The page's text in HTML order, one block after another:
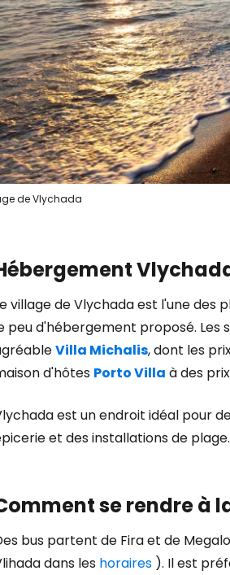
de Vlychada
village de Vlychada est l'une des
peu d'hébergement proposé. Les
Villa Michalis, dont les
d'hôtes Porto Villa à des
est un endroit idéal pour
et des installations de plage.
se rendre à
bus partent de Fira et de
dans les horaires ). Il est
... la